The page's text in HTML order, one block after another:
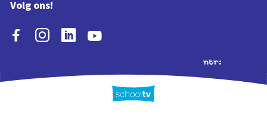
Volg ons!